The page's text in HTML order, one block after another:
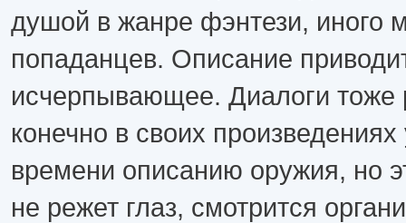
душой в жанре фэнтези, иного
попаданцев. Описание
исчерпывающее. Диалоги тоже
конечно в своих
времени описанию оружия, но
не режет глаз, смотрится